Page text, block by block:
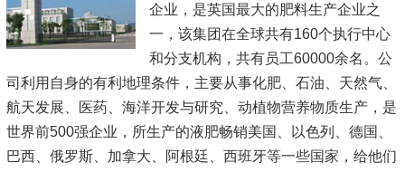
企业，是英国最大的肥料生产企业之
一，该集团在全球共有160个执行中心
和分支机构，共有员工60000余名。公
司利用自身的有利地理条件，主要从事化肥、石油、天然气、
航天发展、医药、海洋开发与研究、动植物营养物质生产，是
世界前500强企业，所生产的液肥畅销美国、以色列、德国、
巴西、俄罗斯、加拿大、阿根廷、西班牙等一些国家，给他们